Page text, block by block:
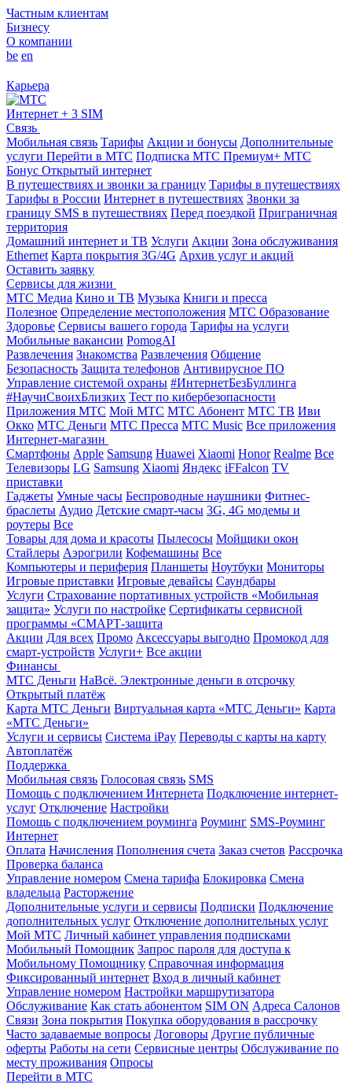
Частным клиентам
Бизнесу
О компании
be en
Карьера
Интернет + 3 SIM
Связь
Мобильная связь Тарифы Акции и бонусы Дополнительные
услуги Перейти в МТС Подписка МТС Премиум+ МТС
Бонус Открытый интернет
В путешествиях и звонки за границу Тарифы в путешествиях
Тарифы в России Интернет в путешествиях Звонки за
границу SMS в путешествиях Перед поездкой Приграничная
территория
Домашний интернет и ТВ Услуги Акции Зона обслуживания
Ethernet Карта покрытия 3G/4G Архив услуг и акций
Оставить заявку
Сервисы для жизни
МТС Медиа Кино и ТВ Музыка Книги и пресса
Полезное Определение местоположения МТС Образование
Здоровье Сервисы вашего города Тарифы на услуги
Мобильные вакансии PomogAI
Развлечения Знакомства Развлечения Общение
Безопасность Защита телефонов Антивирусное ПО
Управление системой охраны #ИнтернетБезБуллинга
#НаучиСвоихБлизких Тест по кибербезопасности
Приложения МТС Мой МТС МТС Абонент МТС ТВ Иви
Окко МТС Деньги МТС Пресса МТС Music Все приложения
Интернет-магазин
Смартфоны Apple Samsung Huawei Xiaomi Honor Realme Все
Телевизоры LG Samsung Xiaomi Яндекс iFFalcon TV
приставки
Гаджеты Умные часы Беспроводные наушники Фитнес-
браслеты Аудио Детские смарт-часы 3G, 4G модемы и
роутеры Все
Товары для дома и красоты Пылесосы Мойщики окон
Стайлеры Аэрогрили Кофемашины Все
Компьютеры и периферия Планшеты Ноутбуки Мониторы
Игровые приставки Игровые девайсы Саундбары
Услуги Страхование портативных устройств «Мобильная
защита» Услуги по настройке Сертификаты сервисной
программы «СМАРТ-защита
Акции Для всех Промо Аксессуары выгодно Промокод для
смарт-устройств Услуги+ Все акции
Финансы
МТС Деньги НаВсё. Электронные деньги в отсрочку
Открытый платёж
Карта МТС Деньги Виртуальная карта «МТС Деньги» Карта
«МТС Деньги»
Услуги и сервисы Система iPay Переводы с карты на карту
Автоплатёж
Поддержка
Мобильная связь Голосовая связь SMS
Помощь с подключением Интернета Подключение интернет-
услуг Отключение Настройки
Помощь с подключением роуминга Роуминг SMS-Роуминг
Интернет
Оплата Начисления Пополнения счета Заказ счетов Рассрочка
Проверка баланса
Управление номером Смена тарифа Блокировка Смена
владельца Расторжение
Дополнительные услуги и сервисы Подписки Подключение
дополнительных услуг Отключение дополнительных услуг
Мой МТС Личный кабинет управления подписками
Мобильный Помощник Запрос пароля для доступа к
Мобильному Помощнику Справочная информация
Фиксированный интернет Вход в личный кабинет
Управление номером Настройки маршрутизатора
Обслуживание Как стать абонентом SIM ON Адреса Салонов
Связи Зона покрытия Покупка оборудования в рассрочку
Часто задаваемые вопросы Договоры Другие публичные
оферты Работы на сети Сервисные центры Обслуживание по
месту проживания Опросы
Перейти в МТС